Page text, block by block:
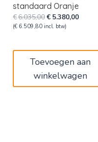
standaard Oranje
€6.035,00Oorspronkelijke
prijs
€ 5.380,00Huidige
(€ 6.509,80 incl. btw)
Toevoegen aan
winkelwagen